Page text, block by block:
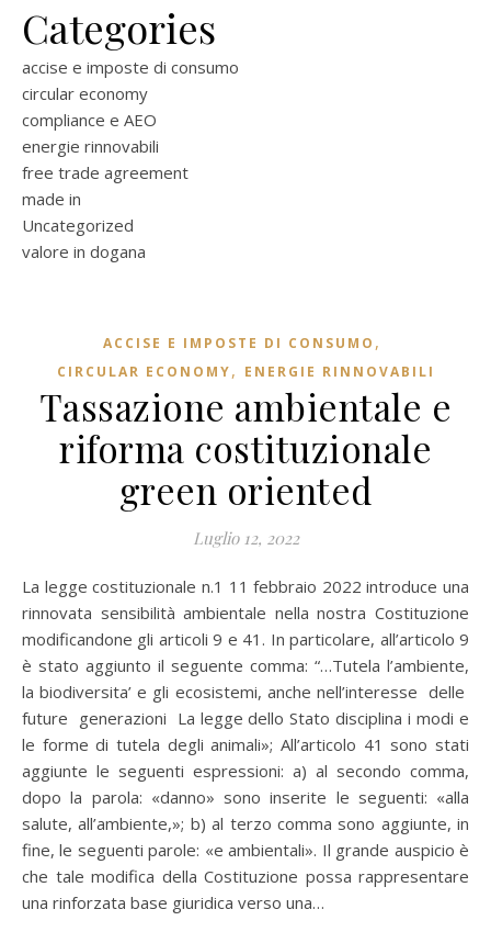
Categories
accise e imposte di consumo
circular economy
compliance e AEO
energie rinnovabili
free trade agreement
made in
Uncategorized
valore in dogana
ACCISE E IMPOSTE DI CONSUMO ,
CIRCULAR ECONOMY, ENERGIE RINNOVABILI
Tassazione ambientale e
riforma costituzionale
green oriented
Luglio 12, 2022
La legge costituzionale n.1 11 febbraio 2022 introduce una
rinnovata sensibilità ambientale nella nostra Costituzione
modificandone gli articoli 9 e 41. In particolare, all’articolo 9
è stato aggiunto il seguente comma: “…Tutela l’ambiente,
la biodiversita’ e gli ecosistemi, anche nell’interesse delle
future generazioni La legge dello Stato disciplina i modi e
le forme di tutela degli animali»; All’articolo 41 sono stati
aggiunte le seguenti espressioni: a) al secondo comma,
dopo la parola: «danno» sono inserite le seguenti: «alla
salute, all’ambiente,»; b) al terzo comma sono aggiunte, in
fine, le seguenti parole: «e ambientali». Il grande auspicio è
che tale modifica della Costituzione possa rappresentare
una rinforzata base giuridica verso una…